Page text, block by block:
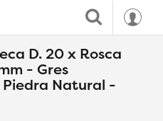
D. 20 x Rosca
- Gres
Natural -